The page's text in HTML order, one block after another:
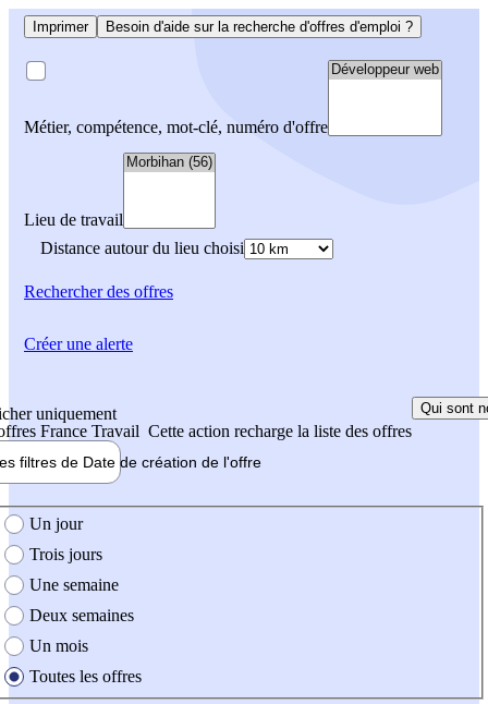
Imprimer Besoin d'aide sur la recherche d'offres d'emploi ?
Métier, compétence, mot-clé, numéro d'offre
Lieu de travail
Distance autour du lieu choisi
Rechercherdes offres
uniquement
France Travail Cette action recharge la liste des offres
Qui sont
filtres de Date de création de l'offre
création de l'offre
Un jour
Trois jours
Une semaine
Deux semaines
Un mois
Toutes les offres
Créer une alerte